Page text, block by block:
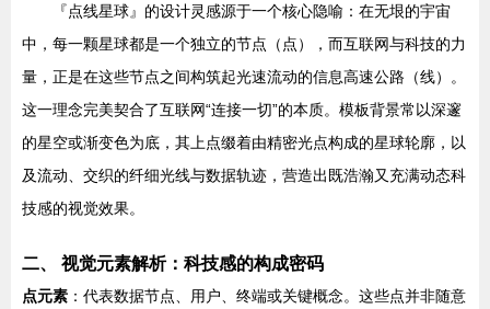
『点线星球』的设计灵感源于一个核心隐喻：在无垠的宇宙
中，每一颗星球都是一个独立的节点（点），而互联网与科技的力
量，正是在这些节点之间构筑起光速流动的信息高速公路（线）。
这一理念完美契合了互联网“连接一切”的本质。模板背景常以深邃
的星空或渐变色为底，其上点缀着由精密光点构成的星球轮廓，以
及流动、交织的纤细光线与数据轨迹，营造出既浩瀚又充满动态科
技感的视觉效果。
二、 视觉元素解析：科技感的构成密码
点元素 ：代表数据节点、用户、终端或关键概念。这些点并非随意